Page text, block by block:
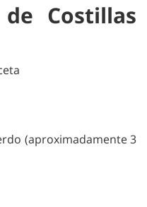
Costillas
(aproximadamente 3